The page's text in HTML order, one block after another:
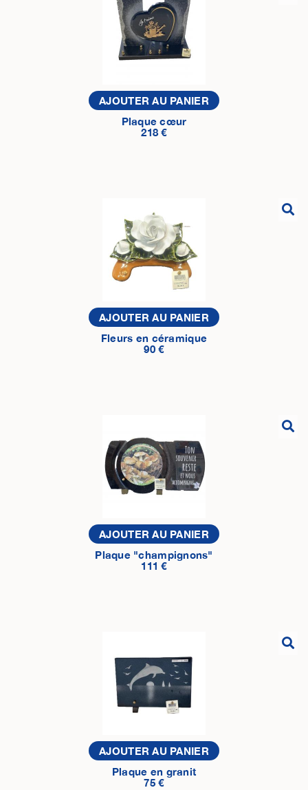
AJOUTER AU PANIER
Plaque cœur
218 €
AJOUTER AU PANIER
Fleurs en céramique
90 €
AJOUTER AU PANIER
Plaque "champignons"
111 €
AJOUTER AU PANIER
Plaque en granit
75 €